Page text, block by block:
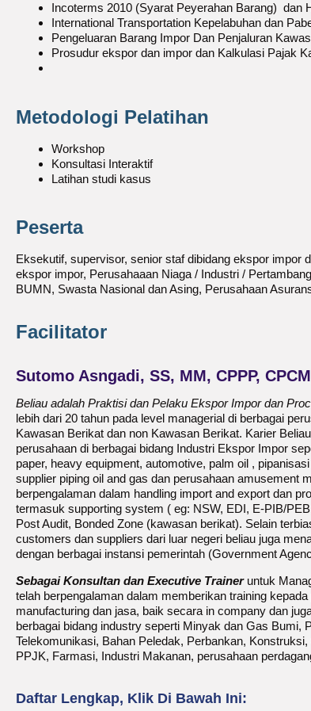
Incoterms 2010 (Syarat Peyerahan Barang) dan
International Transportation Kepelabuhan dan
Pengeluaran Barang Impor Dan Penjaluran
Prosudur ekspor dan impor dan Kalkulasi Pajak
Metodologi Pelatihan
Workshop
Konsultasi Interaktif
Latihan studi kasus
Peserta
Eksekutif, supervisor, senior staf dibidang ekspor impor
ekspor impor, Perusahaaan Niaga / Industri /
BUMN, Swasta Nasional dan Asing, Perusahaan
Facilitator
Sutomo Asngadi, SS, MM, CPPP,
Beliau adalah Praktisi dan Pelaku Ekspor Impor dan
lebih dari 20 tahun pada level managerial di berbagai
Kawasan Berikat dan non Kawasan Berikat. Karier
perusahaan di berbagai bidang Industri Ekspor Impor
paper, heavy equipment, automotive, palm oil ,
supplier piping oil and gas dan perusahaan amusement
berpengalaman dalam handling import and export dan
termasuk supporting system ( eg: NSW, EDI, E-PIB/
Post Audit, Bonded Zone (kawasan berikat). Selain
customers dan suppliers dari luar negeri beliau juga
dengan berbagai instansi pemerintah (Government
Sebagai Konsultan dan Executive Traineruntuk
telah berpengalaman dalam memberikan training
manufacturing dan jasa, baik secara in company dan
berbagai bidang industry seperti Minyak dan Gas Bumi,
Telekomunikasi, Bahan Peledak, Perbankan,
PPJK, Farmasi, Industri Makanan, perusahaan
Daftar Lengkap, Klik Di Bawah Ini: